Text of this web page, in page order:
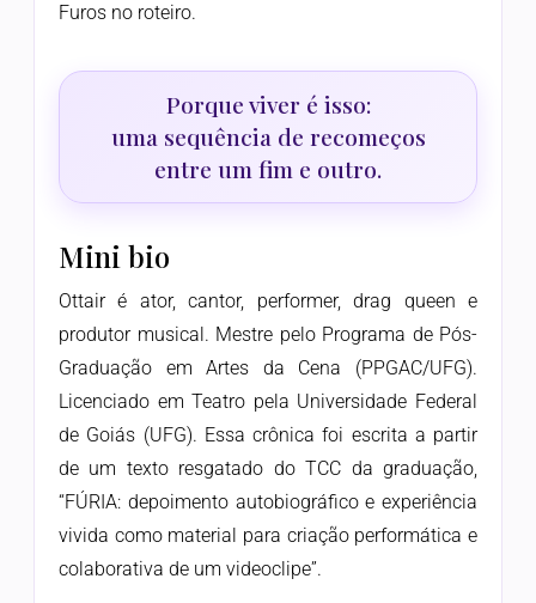
Furos no roteiro.
Porque viver é isso:
uma sequência de recomeços
entre um fim e outro.
Mini bio
Ottair é ator, cantor, performer, drag queen e
produtor musical. Mestre pelo Programa de Pós-
Graduação em Artes da Cena (PPGAC/UFG).
Licenciado em Teatro pela Universidade Federal
de Goiás (UFG). Essa crônica foi escrita a partir
de um texto resgatado do TCC da graduação,
“FÚRIA: depoimento autobiográfico e experiência
vivida como material para criação performática e
colaborativa de um videoclipe”.